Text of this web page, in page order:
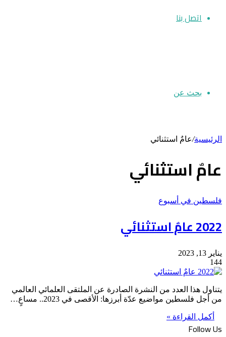
اتصل بنا
بحث عن
الرئيسية/عامٌ استثنائي
عامٌ استثنائي
فلسطين في أسبوع
2022 عامٌ استثنائي
يناير 13, 2023
144
يتناول هذا العدد من النشرة الصادرة عن الملتقى العلمائي العالمي
من أجل فلسطين مواضيع عدّة أبرزها: الأقصى في 2023.. مساعٍ…
أكمل القراءة »
Follow Us